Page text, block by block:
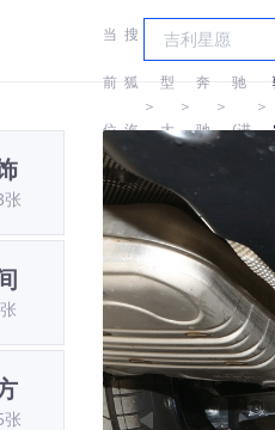
当
前
位
置:
搜
狐
汽
车
＞
车
型
大
＞
奔
驰
＞
驰
(进
＞
张
张